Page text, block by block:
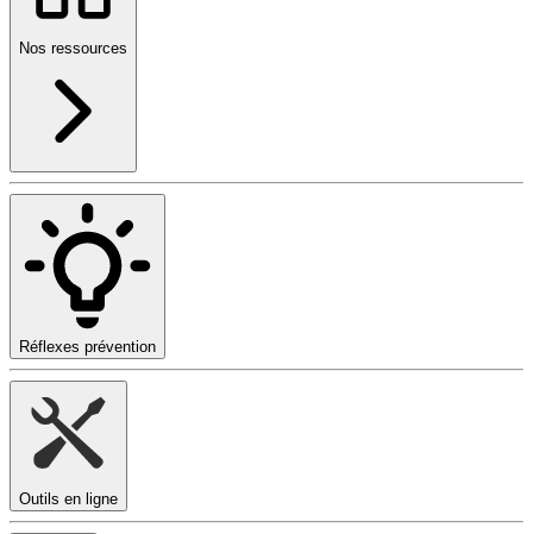
Nos ressources
Réflexes prévention
Outils en ligne